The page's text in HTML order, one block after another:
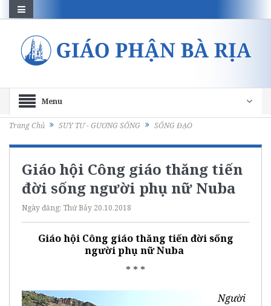
Menu
Trang Chủ SUY TƯ - GƯƠNG SỐNG SỐNG ĐẠO
Giáo hội Công giáo thăng tiến
đời sống người phụ nữ Nuba
Ngày đăng: Thứ Bảy 20.10.2018
Giáo hội Công giáo thăng tiến đời sống
người phụ nữ Nuba
* * *
Người